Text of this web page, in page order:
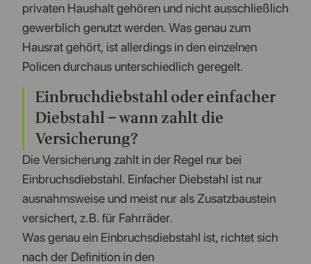
privaten Haushalt gehören und nicht ausschließlich
gewerblich genutzt werden. Was genau zum
Hausrat gehört, ist allerdings in den einzelnen
Policen durchaus unterschiedlich geregelt.
Einbruchdiebstahl oder einfacher
Diebstahl – wann zahlt die
Versicherung?
Die Versicherung zahlt in der Regel nur bei
Einbruchsdiebstahl. Einfacher Diebstahl ist nur
ausnahmsweise und meist nur als Zusatzbaustein
versichert, z.B. für Fahrräder.
Was genau ein Einbruchsdiebstahl ist, richtet sich
nach der Definition in den